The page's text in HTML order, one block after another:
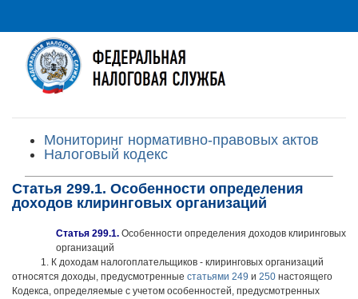
Мониторинг нормативно-правовых актов
Налоговый кодекс
Статья 299.1. Особенности определения
доходов клиринговых организаций
Статья 299.1. Особенности определения доходов клиринговых
организаций
1. К доходам налогоплательщиков - клиринговых организаций
относятся доходы, предусмотренные статьями 249 и 250 настоящего
Кодекса, определяемые с учетом особенностей, предусмотренных